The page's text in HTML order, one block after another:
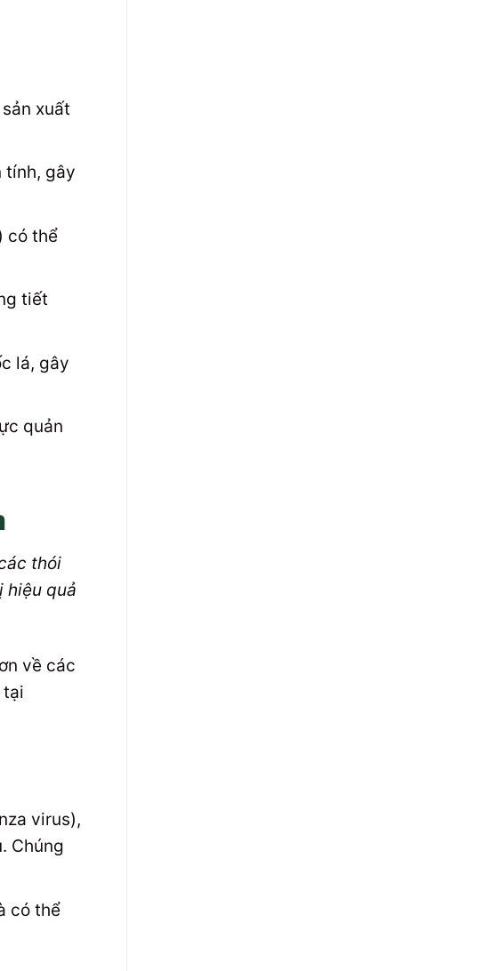
xuất
tính, gây
có thể
tiết
lá, gây
quản
thói
hiệu quả
về các
tại
virus),
Chúng
có thể